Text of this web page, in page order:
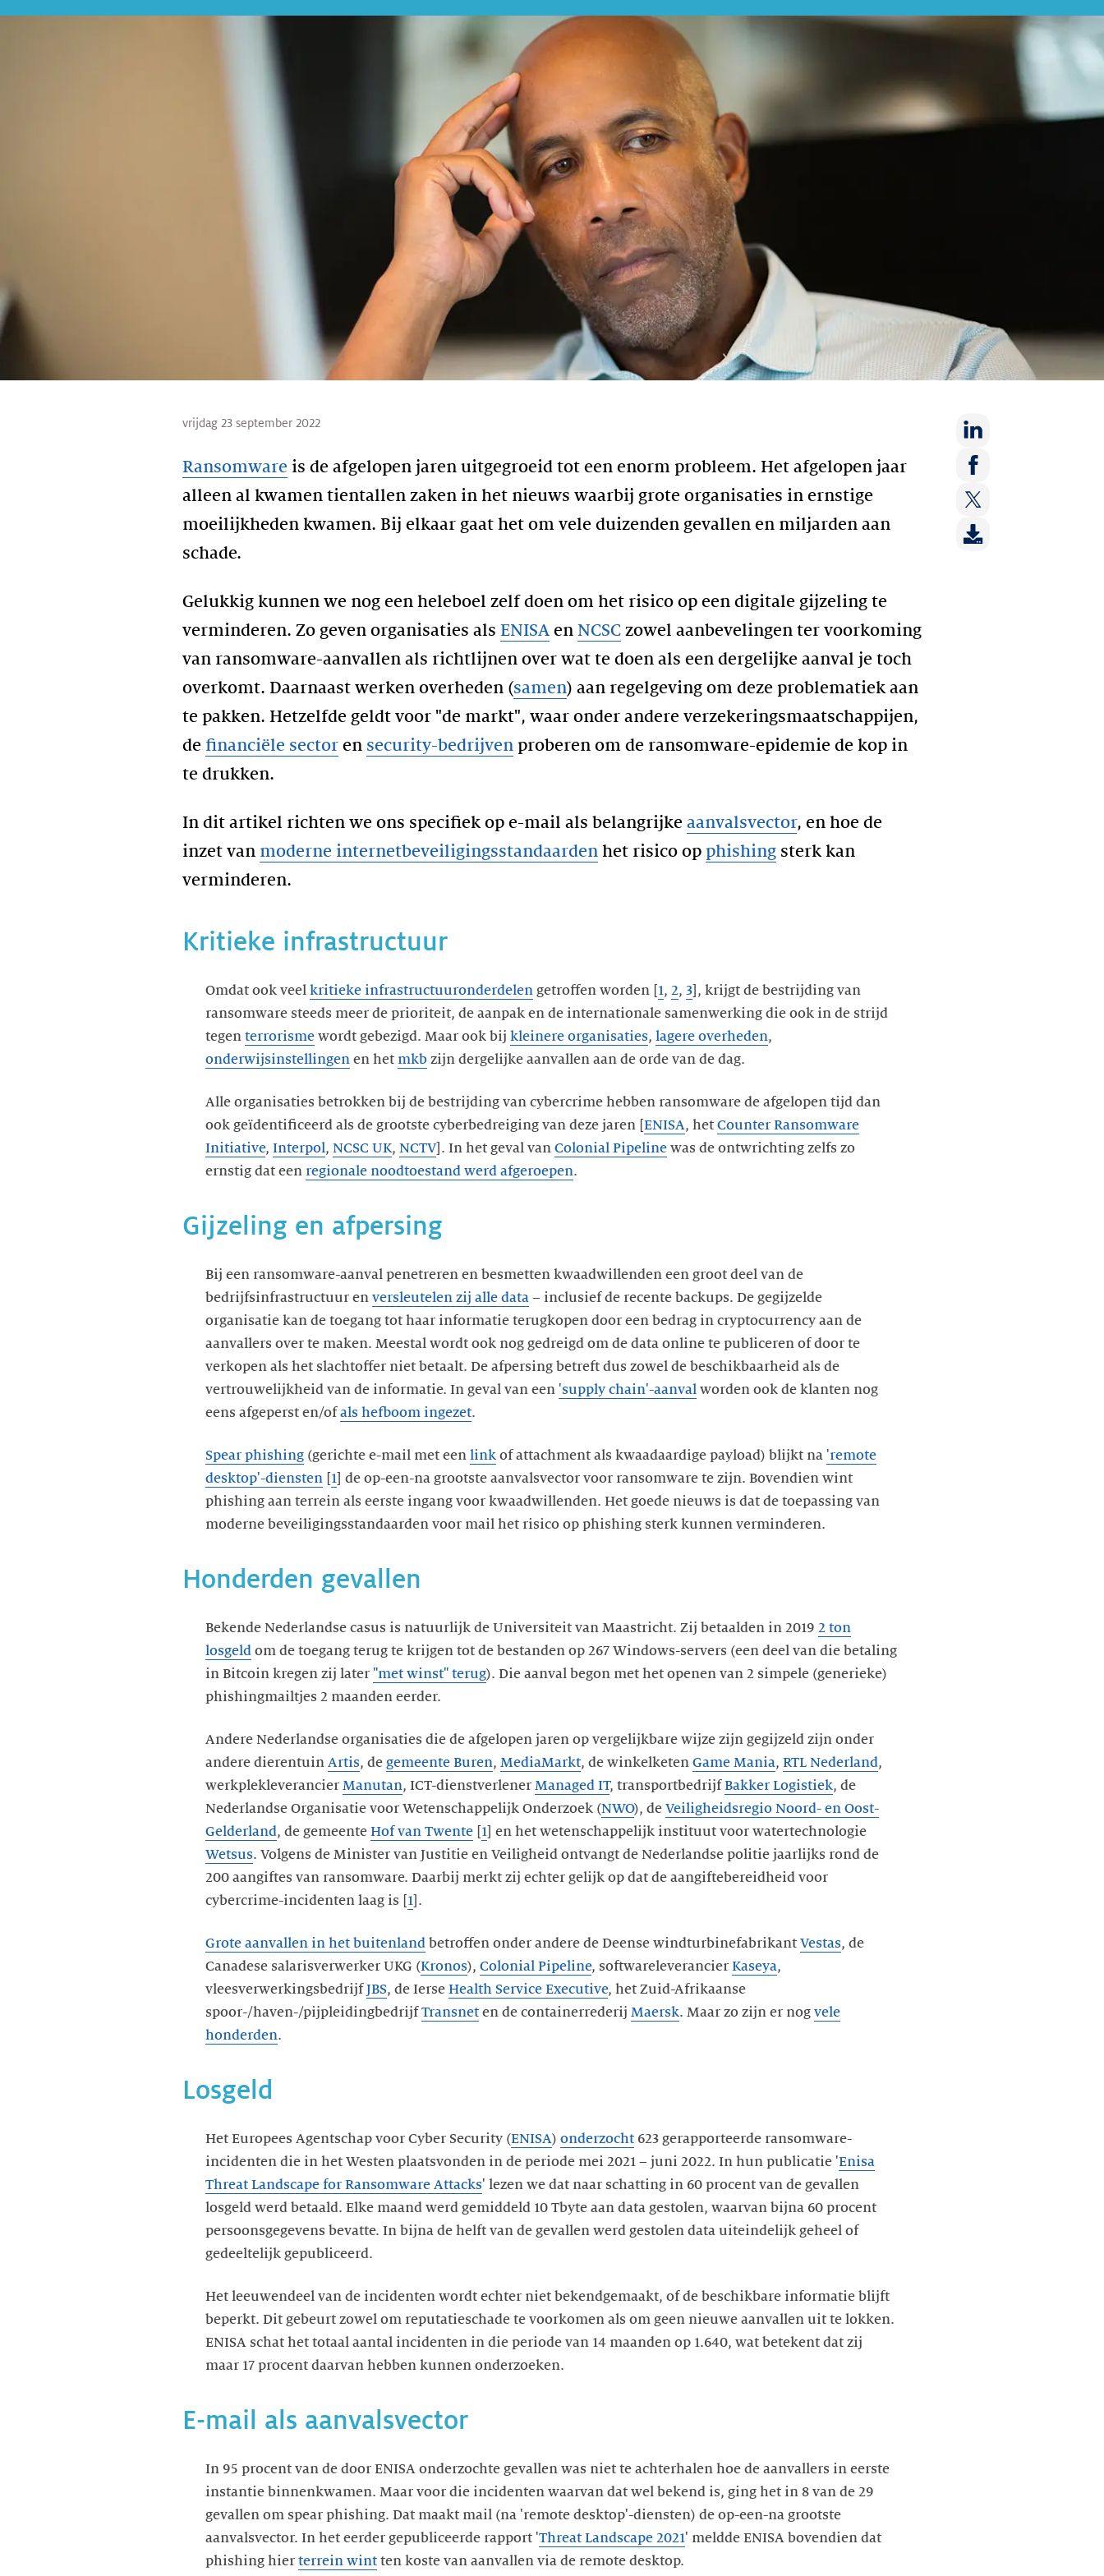
vrijdag 23 september 2022
Ransomware is de afgelopen jaren uitgegroeid tot een enorm probleem. Het afgelopen jaar
alleen al kwamen tientallen zaken in het nieuws waarbij grote organisaties in ernstige
moeilijkheden kwamen. Bij elkaar gaat het om vele duizenden gevallen en miljarden aan
schade.
Gelukkig kunnen we nog een heleboel zelf doen om het risico op een digitale gijzeling te
verminderen. Zo geven organisaties als ENISA en NCSC zowel aanbevelingen ter voorkoming
van ransomware-aanvallen als richtlijnen over wat te doen als een dergelijke aanval je toch
overkomt. Daarnaast werken overheden (samen) aan regelgeving om deze problematiek aan
te pakken. Hetzelfde geldt voor "de markt", waar onder andere verzekeringsmaatschappijen,
de financiële sector en security-bedrijven proberen om de ransomware-epidemie de kop in
te drukken.
In dit artikel richten we ons specifiek op e-mail als belangrijke aanvalsvector, en hoe de
inzet van moderne internetbeveiligingsstandaarden het risico op phishing sterk kan
verminderen.
Deel
op:
LinkedIn
Deel
op:
Facebook
Deel
op:
Kritieke infrastructuur
Omdat ook veel kritieke infrastructuuronderdelen getroffen worden [ 1, 2, 3 ], krijgt de bestrijding van
ransomware steeds meer de prioriteit, de aanpak en de internationale samenwerking die ook in de strijd
tegen terrorisme wordt gebezigd. Maar ook bij kleinere organisaties, lagere overheden,
onderwijsinstellingen en het mkb zijn dergelijke aanvallen aan de orde van de dag.
Alle organisaties betrokken bij de bestrijding van cybercrime hebben ransomware de afgelopen tijd dan
ook geïdentificeerd als de grootste cyberbedreiging van deze jaren [ ENISA, het Counter Ransomware
Initiative, Interpol , NCSC UK, NCTV]. In het geval van Colonial Pipeline was de ontwrichting zelfs zo
ernstig dat een regionale noodtoestand werd afgeroepen.
Gijzeling en afpersing
Bij een ransomware-aanval penetreren en besmetten kwaadwillenden een groot deel van de
bedrijfsinfrastructuur en versleutelen zij alle data – inclusief de recente backups. De gegijzelde
organisatie kan de toegang tot haar informatie terugkopen door een bedrag in cryptocurrency aan de
aanvallers over te maken. Meestal wordt ook nog gedreigd om de data online te publiceren of door te
verkopen als het slachtoffer niet betaalt. De afpersing betreft dus zowel de beschikbaarheid als de
vertrouwelijkheid van de informatie. In geval van een 'supply chain'-aanval worden ook de klanten nog
eens afgeperst en/ofals hefboom ingezet.
Spear phishing (gerichte e-mail met een link of attachment als kwaadaardige payload) blijkt na 'remote
desktop'-diensten 1
] de op-een-na grootste aanvalsvector voor ransomware te zijn. Bovendien wint
phishing aan terrein als eerste ingang voor kwaadwillenden. Het goede nieuws is dat de toepassing van
moderne beveiligingsstandaarden voor mail het risico op phishing sterk kunnen verminderen.
Honderden gevallen
Bekende Nederlandse casus is natuurlijk de Universiteit van Maastricht. Zij betaalden in 2019 2 ton
losgeld om de toegang terug te krijgen tot de bestanden op 267 Windows-servers (een deel van die betaling
in Bitcoin kregen zij later "met winst" terug). Die aanval begon met het openen van 2 simpele (generieke)
phishingmailtjes 2 maanden eerder.
Andere Nederlandse organisaties die de afgelopen jaren op vergelijkbare wijze zijn gegijzeld zijn onder
andere dierentuin Artis, de gemeente Buren, MediaMarkt, de winkelketen Game Mania, RTL Nederland,
werkplekleverancier Manutan, ICT-dienstverlener Managed IT, transportbedrijfBakker Logistiek, de
Nederlandse Organisatie voor Wetenschappelijk Onderzoek (NWO), de Veiligheidsregio Noord- en Oost-
Gelderland, de gemeente Hof van Twente 1
] en het wetenschappelijk instituut voor watertechnologie
Wetsus. Volgens de Minister van Justitie en Veiligheid ontvangt de Nederlandse politie jaarlijks rond de
200 aangiftes van ransomware. Daarbij merkt zij echter gelijk op dat de aangiftebereidheid voor
cybercrime-incidenten laag is [ 1 ].
Grote aanvallen in het buitenland betroffen onder andere de Deense windturbinefabrikant Vestas, de
Canadese salarisverwerker UKG (Kronos), Colonial Pipeline, softwareleverancier Kaseya,
vleesverwerkingsbedrijfJBS, de Ierse Health Service Executive, het Zuid-Afrikaanse
spoor-/haven-/pijpleidingbedrijfTransnet en de containerrederij Maersk. Maar zo zijn er nog vele
honderden.
Losgeld
Het Europees Agentschap voor Cyber Security (ENISA) onderzocht 623 gerapporteerde ransomware-
incidenten die in het Westen plaatsvonden in de periode mei 2021 – juni 2022. In hun publicatie 'Enisa
Threat Landscape for Ransomware Attacks' lezen we dat naar schatting in 60 procent van de gevallen
losgeld werd betaald. Elke maand werd gemiddeld 10 Tbyte aan data gestolen, waarvan bijna 60 procent
persoonsgegevens bevatte. In bijna de helft van de gevallen werd gestolen data uiteindelijk geheel of
gedeeltelijk gepubliceerd.
Het leeuwendeel van de incidenten wordt echter niet bekendgemaakt, of de beschikbare informatie blijft
beperkt. Dit gebeurt zowel om reputatieschade te voorkomen als om geen nieuwe aanvallen uit te lokken.
ENISA schat het totaal aantal incidenten in die periode van 14 maanden op 1.640, wat betekent dat zij
maar 17 procent daarvan hebben kunnen onderzoeken.
E-mail als aanvalsvector
In 95 procent van de door ENISA onderzochte gevallen was niet te achterhalen hoe de aanvallers in eerste
instantie binnenkwamen. Maar voor die incidenten waarvan dat wel bekend is, ging het in 8 van de 29
gevallen om spear phishing. Dat maakt mail (na 'remote desktop'-diensten) de op-een-na grootste
aanvalsvector. In het eerder gepubliceerde rapport 'Threat Landscape 2021' meldde ENISA bovendien dat
phishing hier terrein wint ten koste van aanvallen via de remote desktop.